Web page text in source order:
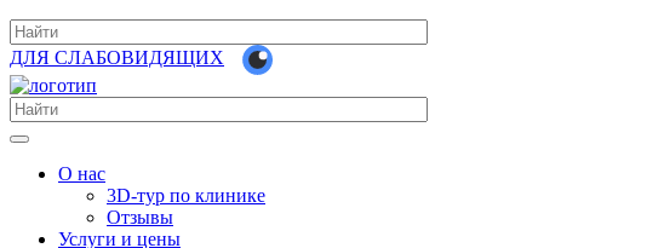
ДЛЯ СЛАБОВИДЯЩИХ
О нас
3D-тур по клинике
Отзывы
Услуги и цены